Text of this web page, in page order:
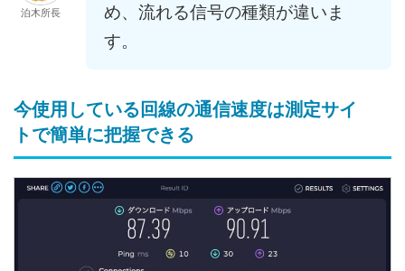
泊木所長
め、流れる信号の種類が違いま
す。
今使用している回線の通信速度は測定サイ
トで簡単に把握できる